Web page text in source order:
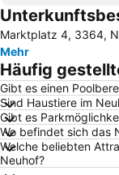
City Center
Landstraße
Design Center
Stift Sankt Florian
Kirchberg an der
Tierpark Stadt
Erlaufsee
Marktplatz 4, 3364,
Mehr
Häufig
Gibt es einen
Sind Haustiere im
Gibt es
Wo befindet sich das
Welche beliebten
Neuhof?